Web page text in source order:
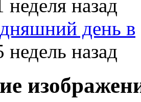
неделя назад
день в
недель назад